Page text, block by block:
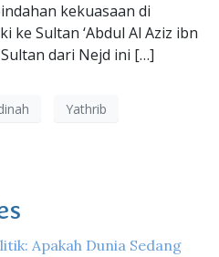
kekuasaan di
ke Sultan ‘Abdul Al Aziz ibn
Sultan dari Nejd ini […]
Yathrib
Apakah Dunia Sedang